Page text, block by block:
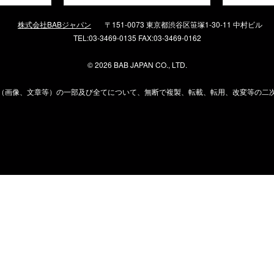
株式会社BABジャパン
〒151-0073 東京都渋谷区笹塚1-30-11 中村ビル
TEL:03-3469-0135 FAX:03-3469-0162
©2026 BAB JAPAN CO., LTD.
画像、文章等）の一部及び全てについて、無断で複製、転載、転用、改変等の二